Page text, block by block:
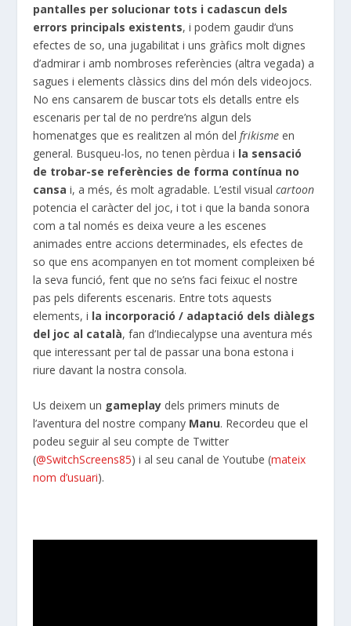
pantalles per solucionar tots i cadascun dels
errors principals existents, i podem gaudir d’uns
efectes de so, una jugabilitat i uns gràfics molt dignes
d’admirar i amb nombroses referències (altra vegada) a
sagues i elements clàssics dins del món dels videojocs.
No ens cansarem de buscar tots els detalls entre els
escenaris per tal de no perdre’ns algun dels
homenatges que es realitzen al món delfrikismeen
general. Busqueu-los, no tenen pèrdua i la sensació
de trobar-se referències de forma contínua no
cansa i, a més, és molt agradable. L’estil visualcartoon
potencia el caràcter del joc, i tot i que la banda sonora
com a tal només es deixa veure a les escenes
animades entre accions determinades, els efectes de
so que ens acompanyen en tot moment compleixen bé
la seva funció, fent que no se’ns faci feixuc el nostre
pas pels diferents escenaris. Entre tots aquests
elements, i la incorporació / adaptació dels diàlegs
del joc al català, fan d’Indiecalypse una aventura més
que interessant per tal de passar una bona estona i
riure davant la nostra consola.
Us deixem un gameplay dels primers minuts de
l’aventura del nostre company Manu. Recordeu que el
podeu seguir al seu compte de Twitter
(@SwitchScreens85) i al seu canal de Youtube (mateix
nom d’usuari).